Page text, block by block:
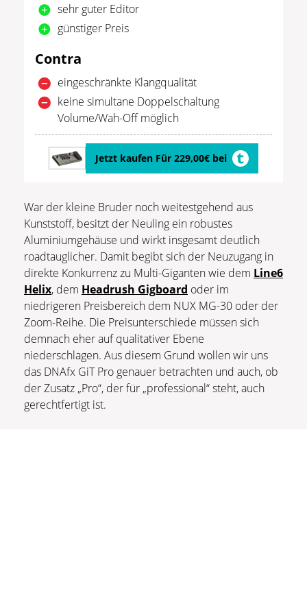
sehr guter Editor
günstiger Preis
Contra
eingeschränkte Klangqualität
keine simultane Doppelschaltung
Volume/Wah-Off möglich
Jetzt kaufen Für 229,00€ bei
War der kleine Bruder noch weitestgehend aus
Kunststoff, besitzt der Neuling ein robustes
Aluminiumgehäuse und wirkt insgesamt deutlich
roadtauglicher. Damit begibt sich der Neuzugang in
direkte Konkurrenz zu Multi-Giganten wie dem Line6
Helix, dem Headrush Gigboard oder im
niedrigeren Preisbereich dem NUX MG-30 oder der
Zoom-Reihe. Die Preisunterschiede müssen sich
demnach eher auf qualitativer Ebene
niederschlagen. Aus diesem Grund wollen wir uns
das DNAfx GiT Pro genauer betrachten und auch, ob
der Zusatz „Pro“, der für „professional“ steht, auch
gerechtfertigt ist.